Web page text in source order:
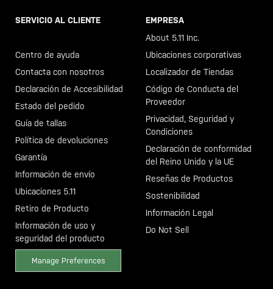
SERVICIO AL CLIENTE
Centro de ayuda
Contacta con nosotros
Declaración de Accesibilidad
Estado del pedido
Guía de tallas
Política de devoluciones
Garantía
Información de envío
Ubicaciones 5.11
Retiro de Producto
Información de uso y
seguridad del producto
Manage Preferences
EMPRESA
About 5.11 Inc.
Ubicaciones corporativas
Localizador de Tiendas
Código de Conducta del
Proveedor
Privacidad, Seguridad y
Condiciones
Declaración de conformidad
del Reino Unido y la UE
Reseñas de Productos
Sostenibilidad
Información Legal
Do Not Sell